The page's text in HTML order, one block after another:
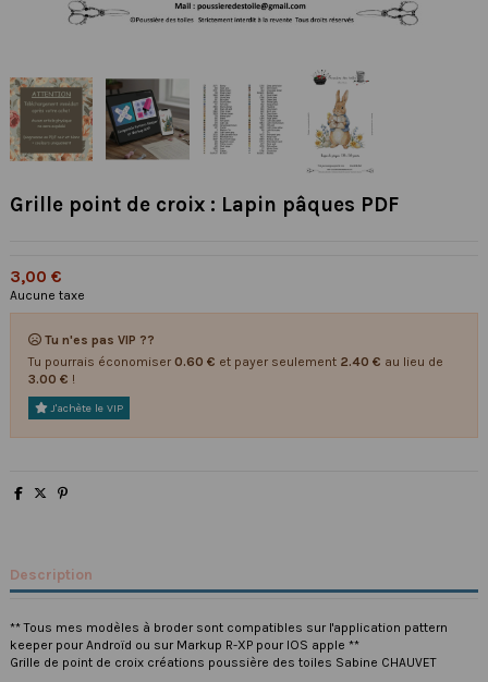
Grille point de croix : Lapin pâques PDF
3,00 €
Aucune taxe
Tu n'es pas VIP ??
Tu pourrais économiser 0.60 € et payer seulement 2.40 € au lieu de
3.00 € !
J'achète le VIP
Description
** Tous mes modèles à broder sont compatibles sur l'application pattern
keeper pour Androïd ou sur Markup R-XP pour IOS apple **
Grille de point de croix créations poussière des toiles Sabine CHAUVET